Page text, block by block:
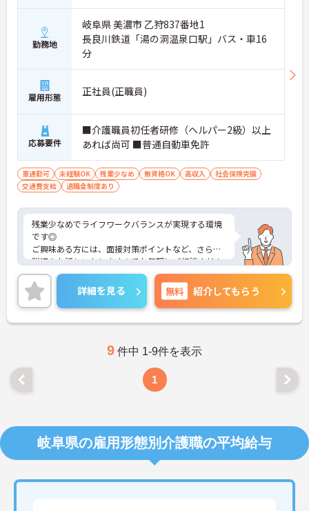
勤務地
岐阜県 美濃市 乙狩837番地1
長良川鉄道「湯の洞温泉口駅」バス・車16
分
雇用形態 正社員(正職員)
応募要件
■介護職員初任者研修（ヘルパー2級）以上
あれば尚可 ■普通自動車免許
車通勤可 未経験OK 残業少なめ 無資格OK 高収入
社会保険完備
交通費支給
退職金制度あり
残業少なめでライフワークバランスが実現する環境
です◎
ご興味ある方には、面接対策ポイントなど、さらに
詳細をお話しいたしますのでお気軽にご相談くださ
い！
詳細を見る 無料 紹介してもらう
9 件中 1-9件を表示
1
岐阜県の雇用形態別介護職の平均給与